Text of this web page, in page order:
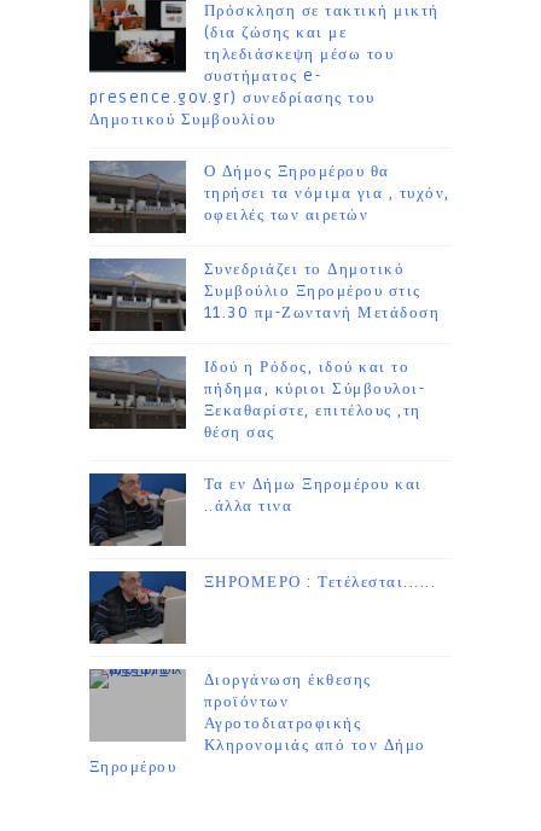
Πρόσκληση σε τακτική μικτή
(δια ζώσης και με
τηλεδιάσκεψη μέσω του
συστήματος e-
presence.gov.gr) συνεδρίασης του
Δημοτικού Συμβουλίου
Ο Δήμος Ξηρομέρου θα
τηρήσει τα νόμιμα για , τυχόν,
οφειλές των αιρετών
Συνεδριάζει το Δημοτικό
Συμβούλιο Ξηρομέρου στις
11.30 πμ-Ζωντανή Μετάδοση
Ιδού η Ρόδος, ιδού και το
πήδημα, κύριοι Σύμβουλοι-
Ξεκαθαρίστε, επιτέλους ,τη
θέση σας
Τα εν Δήμω Ξηρομέρου και
..άλλα τινα
ΞΗΡΟΜΕΡΟ : Τετέλεσται......
Διοργάνωση έκθεσης
προϊόντων
Αγροτοδιατροφικής
Κληρονομιάς από τον Δήμο
Ξηρομέρου